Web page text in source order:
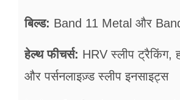
बिल्ड: Band 11 Metal और
हेल्थ फीचर्स: HRV स्लीप ट्रैकिंग,
और पर्सनलाइज़्ड स्लीप इनसाइट्स